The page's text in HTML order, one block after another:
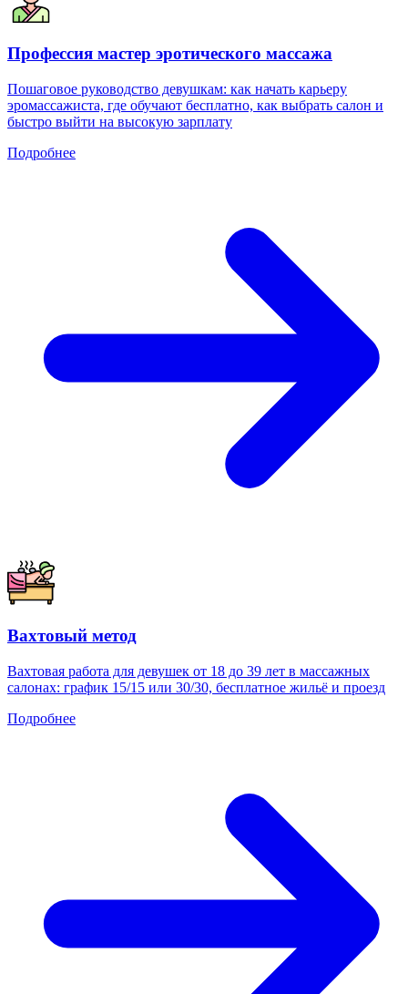
Профессия мастер эротического массажа
Пошаговое руководство девушкам: как начать карьеру
эромассажиста, где обучают бесплатно, как выбрать салон и
быстро выйти на высокую зарплату
Подробнее
Вахтовый метод
Вахтовая работа для девушек от 18 до 39 лет в массажных
салонах: график 15/15 или 30/30, бесплатное жильё и проезд
Подробнее